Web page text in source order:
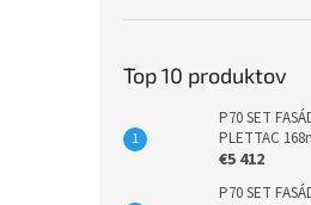
Top 10 produktov
P70 SET
PLETTAC
€5 412
P70 SET